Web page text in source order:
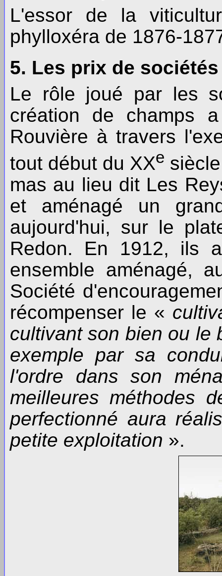
L'essor de la
phylloxéra de 1876-
5. Les prix de
Le rôle joué par les
création de champs
Rouvière à travers
tout début du XXe
mas au lieu dit Les
et aménagé un
aujourd'hui, sur le
Redon. En 1912, ils
ensemble aménagé,
Société
récompenser le «
cultivant son bien ou
exemple par sa
l'ordre dans son
meilleures méthodes
perfectionné aura
petite exploitation ».